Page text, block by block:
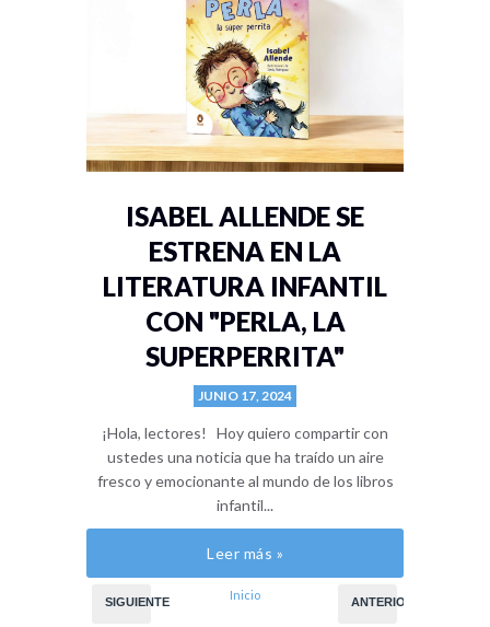
ISABEL ALLENDE SE
ESTRENA EN LA
LITERATURA INFANTIL
CON "PERLA, LA
SUPERPERRITA"
JUNIO 17, 2024
¡Hola, lectores! Hoy quiero compartir con
ustedes una noticia que ha traído un aire
fresco y emocionante al mundo de los libros
infantil...
Leer más »
SIGUIENTE ANTERIOR
Inicio